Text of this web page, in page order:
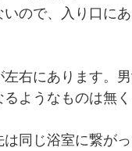
ので、入り口に
右にあります。
るようなものは無
同じ浴室に繋がっ